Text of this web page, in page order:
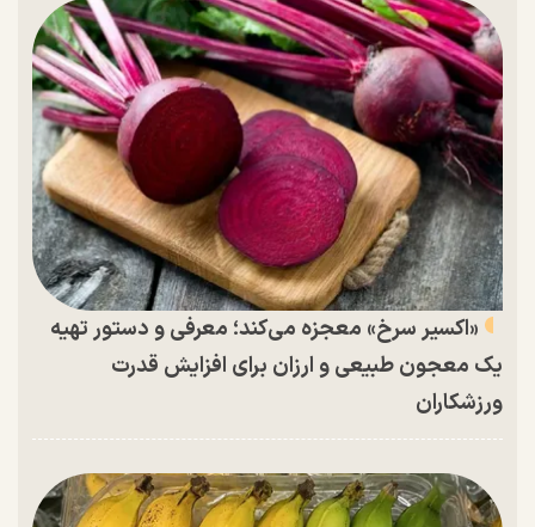
«اکسیر سرخ» معجزه می‌کند؛ معرفی و دستور تهیه
یک معجون طبیعی و ارزان برای افزایش قدرت
ورزشکاران